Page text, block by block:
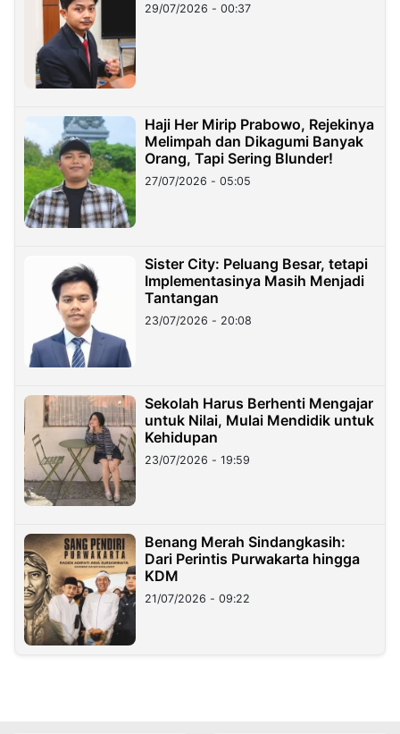
29/07/2026 - 00:37
Haji Her Mirip Prabowo, Rejekinya
Melimpah dan Dikagumi Banyak
Orang, Tapi Sering Blunder!
27/07/2026 - 05:05
Sister City: Peluang Besar, tetapi
Implementasinya Masih Menjadi
Tantangan
23/07/2026 - 20:08
Sekolah Harus Berhenti Mengajar
untuk Nilai, Mulai Mendidik untuk
Kehidupan
23/07/2026 - 19:59
Benang Merah Sindangkasih:
Dari Perintis Purwakarta hingga
KDM
21/07/2026 - 09:22